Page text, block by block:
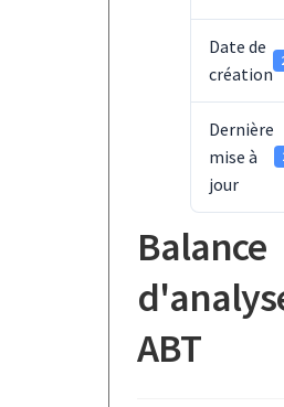
Date de
création
Dernière
mise à
jour
Balance
ABT